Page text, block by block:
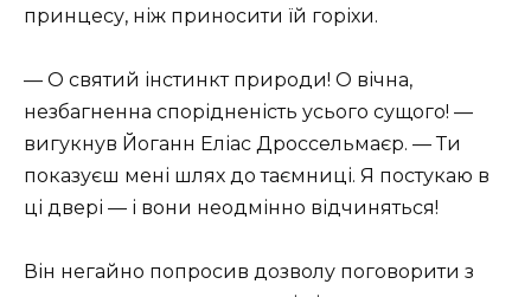
принцесу, ніж приносити їй горіхи.
— О святий інстинкт природи! О вічна,
незбагненна спорідненість усього сущого! —
вигукнув Йоганн Еліас Дроссельмаєр. — Ти
показуєш мені шлях до таємниці. Я постукаю в
ці двері — і вони неодмінно відчиняться!
Він негайно попросив дозволу поговорити з